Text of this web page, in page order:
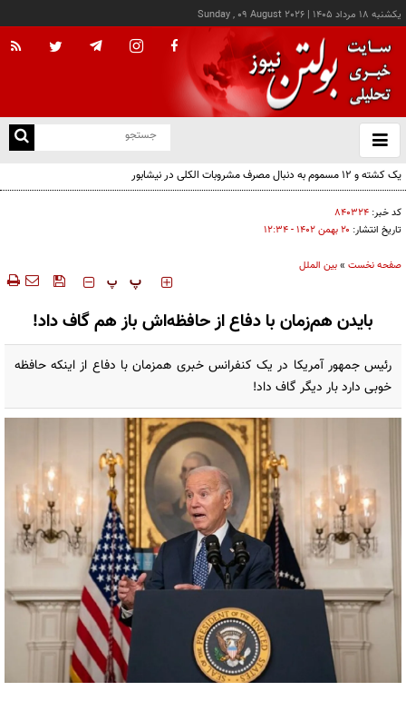
يکشنبه ۱۸ مرداد ۱۴۰۵ |
Sunday , 09 August 2026
باز
و
کد خبر: ۸۴۰۳۲۴
تاریخ انتشار: ۲۰ بهمن ۱۴۰۲ - ۱۲:۳۴
صفحه نخست »بین الملل
‍‍‍ پ پ
بایدن هم‌زمان با دفاع از حافظه‌اش باز هم گاف داد!
رئیس جمهور آمریکا در یک کنفرانس خبری همزمان با دفاع از اینکه حافظه
خوبی دارد بار دیگر گاف داد!